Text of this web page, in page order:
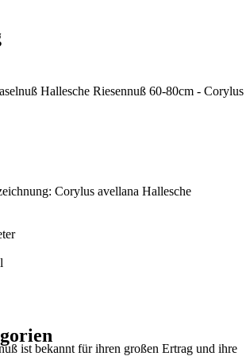
Hallesche Riesennuß 60-80cm - Corylus
Corylus avellana Hallesche
ist bekannt für ihren großen Ertrag und ihre